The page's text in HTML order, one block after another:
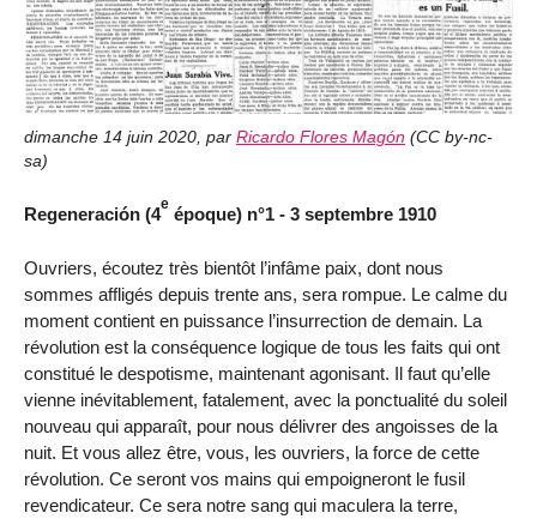
dimanche 14 juin 2020, par Ricardo Flores Magón (CC by-nc-
sa)
Regeneración (4e époque) n°1 - 3 septembre 1910
Ouvriers, écoutez très bientôt l’infâme paix, dont nous
sommes affligés depuis trente ans, sera rompue. Le calme du
moment contient en puissance l’insurrection de demain. La
révolution est la conséquence logique de tous les faits qui ont
constitué le despotisme, maintenant agonisant. Il faut qu’elle
vienne inévitablement, fatalement, avec la ponctualité du soleil
nouveau qui apparaît, pour nous délivrer des angoisses de la
nuit. Et vous allez être, vous, les ouvriers, la force de cette
révolution. Ce seront vos mains qui empoigneront le fusil
revendicateur. Ce sera notre sang qui maculera la terre,